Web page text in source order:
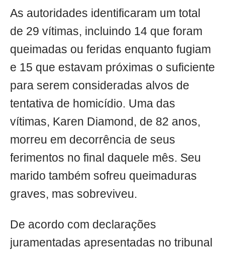
As autoridades identificaram um total
de 29 vítimas, incluindo 14 que foram
queimadas ou feridas enquanto fugiam
e 15 que estavam próximas o suficiente
para serem consideradas alvos de
tentativa de homicídio. Uma das
vítimas, Karen Diamond, de 82 anos,
morreu em decorrência de seus
ferimentos no final daquele mês. Seu
marido também sofreu queimaduras
graves, mas sobreviveu.
De acordo com declarações
juramentadas apresentadas no tribunal